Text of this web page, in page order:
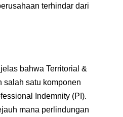
terhindar dari
bahwa Territorial &
salah satu komponen
Indemnity (PI).
mana perlindungan